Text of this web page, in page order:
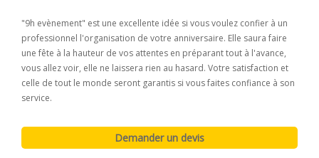
"9h evènement" est une excellente idée si vous voulez confier à un
professionnel l'organisation de votre anniversaire. Elle saura faire
une fête à la hauteur de vos attentes en préparant tout à l'avance,
vous allez voir, elle ne laissera rien au hasard. Votre satisfaction et
celle de tout le monde seront garantis si vous faites confiance à son
service.